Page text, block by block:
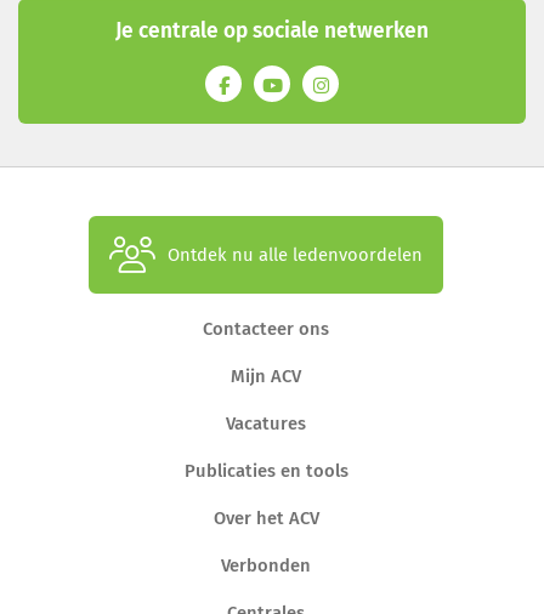
Je centrale op sociale netwerken
Ontdek nu alle ledenvoordelen
Contacteer ons
Mijn ACV
Vacatures
Publicaties en tools
Over het ACV
Verbonden